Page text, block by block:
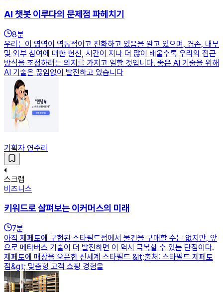
AI 챗봇 이루다의 문제점 파헤치기
8분
우리는이 영역이 역동적이고 진화하고 있음을 알고 있으며, 겸손, 내부
및 외부 참여에 대한 헌신, 시간이 지나 더 많이 배울수록 우리의 접근
방식을 조정하려는 의지를 가지고 일할 것입니다. 좋은 AI 기술을 위해
AI 기술은 끊임없이 발전하고 있습니다
기획자 연주리
스크랩
비즈니스
키워드로 살펴보는 이커머스의 미래
7분
아직 제페토에 구현된 스타필드점에서 물건을 구매할 수는 없지만, 앞
으로 메타버스 기술이 더 발전하면 이 역시 극복할 수 있는 단점이다.
제페토에 매장을 오픈한 신세계 스타필드 &lt;출처: 스타필드 제페토
점&gt; 맞춤형 고객 쇼핑 경험을